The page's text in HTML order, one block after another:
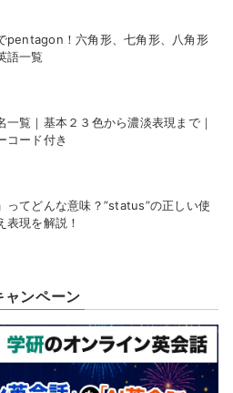
pentagon！六角形、七角形、八角形
語一覧
一覧｜基本２３色から濃淡表現まで｜
コード付き
ってどんな意味？”status”の正しい使
表現を解説！
ンペーン